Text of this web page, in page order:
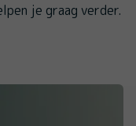
je graag verder.